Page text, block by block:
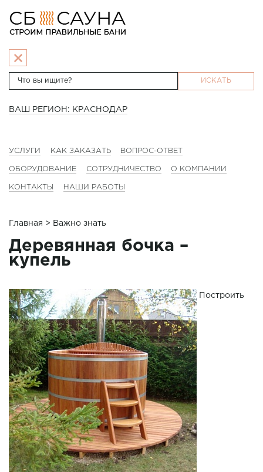
ИСКАТЬ
ВАШ РЕГИОН: КРАСНОДАР
УСЛУГИ КАК ЗАКАЗАТЬ ВОПРОС-ОТВЕТ
ОБОРУДОВАНИЕ СОТРУДНИЧЕСТВО О КОМПАНИИ
КОНТАКТЫ НАШИ РАБОТЫ
Главная > Важно знать
Деревянная бочка –
купель
Построить